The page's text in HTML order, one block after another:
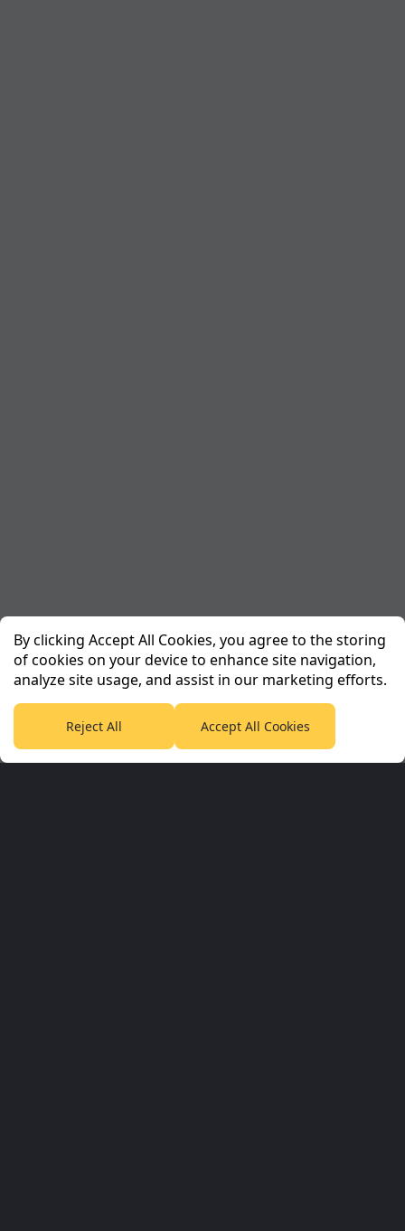
Planet Sport Network
By clicking Accept All Cookies, you agree to the storing
of cookies on your device to enhance site navigation,
analyze site usage, and assist in our marketing efforts.
Reject All Accept All Cookies